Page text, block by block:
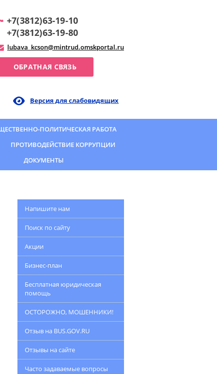
+7(3812)63-19-10
+7(3812)63-19-80
lubava_kcson@mintrud.omskportal.ru
ОБРАТНАЯ СВЯЗЬ
Версия для слабовидящих
ПОЛИТИЧЕСКАЯ РАБОТА
ПРОТИВОДЕЙСТВИЕ КОРРУПЦИИ
ДОКУМЕНТЫ
Напишите нам
Поиск по сайту
Акции
Бизнес-план
Бесплатная юридическая
помощь
ОСТОРОЖНО, МОШЕННИКИ!
Отзыв на BUS.GOV.RU
Отзывы на сайте
Часто задаваемые вопросы